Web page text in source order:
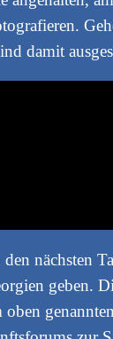
damit
nächsten
geben.